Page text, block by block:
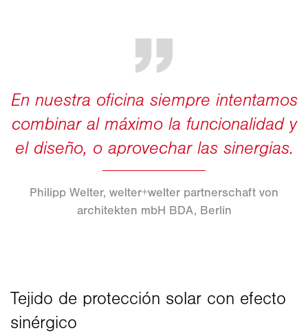
Philipp Welter, welter+welter partnerschaft von
architekten mbH BDA, Berlín